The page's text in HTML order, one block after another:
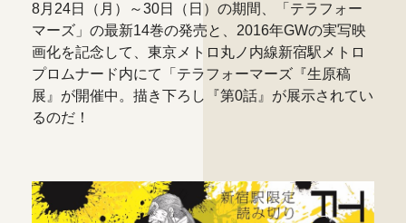
8月24日（月）～30日（日）の期間、「テラフォー
マーズ」の最新14巻の発売と、2016年GWの実写映
画化を記念して、東京メトロ丸ノ内線新宿駅メトロ
プロムナード内にて「テラフォーマーズ『生原稿
展』が開催中。描き下ろし『第0話』が展示されてい
るのだ！